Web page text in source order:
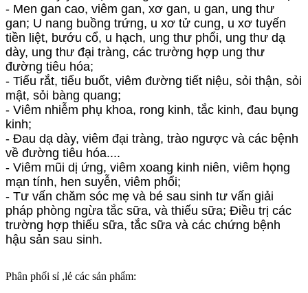
- Men gan cao, viêm gan, xơ gan, u gan, ung thư
gan; U nang buồng trứng, u xơ tử cung, u xơ tuyến
tiền liệt, bướu cổ, u hạch, ung thư phổi, ung thư dạ
dày, ung thư đại tràng, các trường hợp ung thư
đường tiêu hóa;
- Tiểu rắt, tiểu buốt, viêm đường tiết niệu, sỏi thận, sỏi
mật, sỏi bàng quang;
- Viêm nhiễm phụ khoa, rong kinh, tắc kinh, đau bụng
kinh;
- Đau dạ dày, viêm đại tràng, trào ngược và các bệnh
về đường tiêu hóa....
- Viêm mũi dị ứng, viêm xoang kinh niên, viêm họng
mạn tính, hen suyễn, viêm phổi;
- Tư vấn chăm sóc mẹ và bé sau sinh tư vấn giải
pháp phòng ngừa tắc sữa, và thiếu sữa; Điều trị các
trường hợp thiếu sữa, tắc sữa và các chứng bệnh
hậu sản sau sinh.
Phân phối sỉ ,lẻ các sản phẩm: